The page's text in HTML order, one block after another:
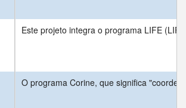
Este projeto integra o programa LIFE
O programa Corine, que significa